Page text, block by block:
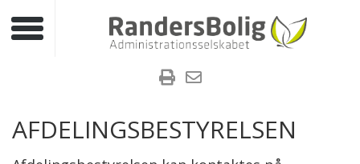
Toggle navigation
AFDELINGSBESTYRELSEN